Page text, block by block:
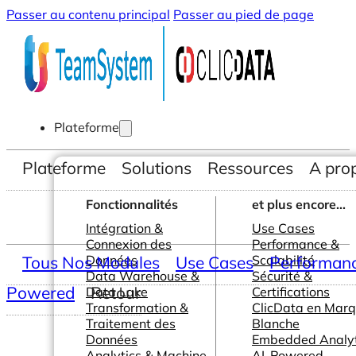
Passer au contenu principal Passer au pied de page
Plateforme
Fonctionnalités
Intégration &
Connexion des
Données
Data Warehouse &
Data Lake
Transformation &
Traitement des
Données
et plus encore...
Use Cases
Performance &
Scalabilité
Sécurité &
Certifications
ClicData en
Blanche
Embedded
Plateforme Solutions Ressources A
Tous Nos Modules Use Cases
Powered
Retour